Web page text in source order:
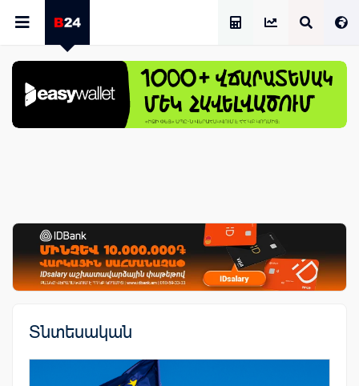
Տնտեսական